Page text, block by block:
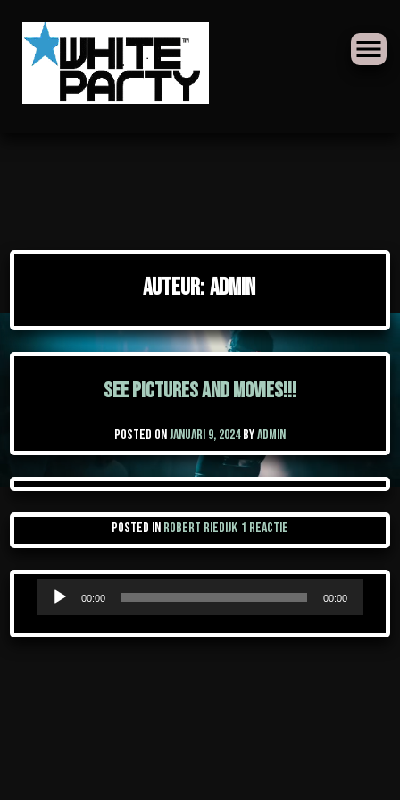
Skip
Auteur:admin
See pictures and movies!!!
Posted onjanuari 9, 2024byadmin
Posted in ROBERT RIEDIJK 1 reactie
See
pictures
and
movies!!!
00:00 00:00